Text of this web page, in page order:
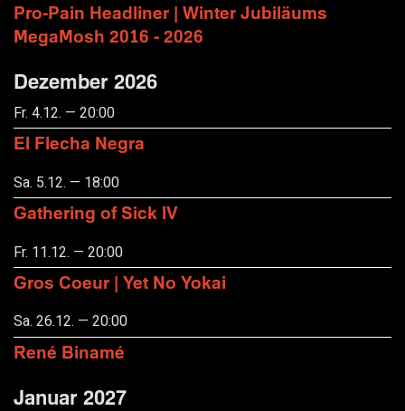
Pro-Pain Headliner | Winter Jubiläums
MegaMosh 2016 - 2026
Dezember 2026
Fr. 4.12. — 20:00
El Flecha Negra
Sa. 5.12. — 18:00
Gathering of Sick IV
Fr. 11.12. — 20:00
Gros Coeur | Yet No Yokai
Sa. 26.12. — 20:00
René Binamé
Januar 2027